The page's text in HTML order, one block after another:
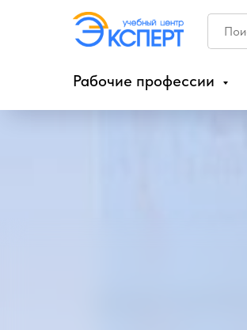
Рабочие профессии